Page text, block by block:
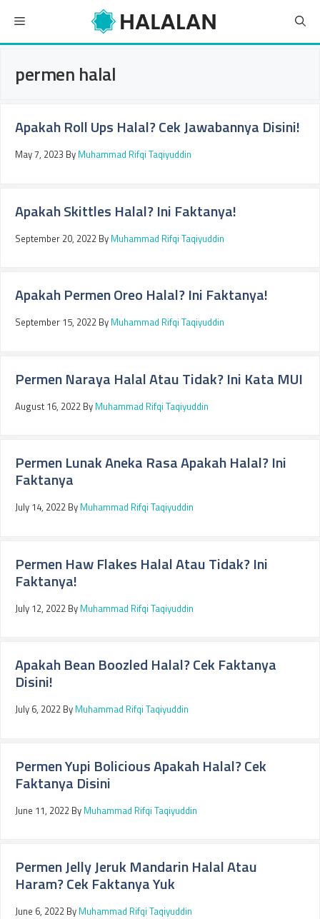
content
Menu
permen halal
Apakah Roll Ups Halal? Cek Jawabannya Disini!
May 7, 2023 By Muhammad Rifqi Taqiyuddin
Apakah Skittles Halal? Ini Faktanya!
September 20, 2022 By Muhammad Rifqi Taqiyuddin
Apakah Permen Oreo Halal? Ini Faktanya!
September 15, 2022 By Muhammad Rifqi Taqiyuddin
Permen Naraya Halal Atau Tidak? Ini Kata MUI
August 16, 2022 By Muhammad Rifqi Taqiyuddin
Permen Lunak Aneka Rasa Apakah Halal? Ini
Faktanya
July 14, 2022 By Muhammad Rifqi Taqiyuddin
Permen Haw Flakes Halal Atau Tidak? Ini
Faktanya!
July 12, 2022 By Muhammad Rifqi Taqiyuddin
Apakah Bean Boozled Halal? Cek Faktanya
Disini!
July 6, 2022 By Muhammad Rifqi Taqiyuddin
Permen Yupi Bolicious Apakah Halal? Cek
Faktanya Disini
June 11, 2022 By Muhammad Rifqi Taqiyuddin
Permen Jelly Jeruk Mandarin Halal Atau
Haram? Cek Faktanya Yuk
June 6, 2022 By Muhammad Rifqi Taqiyuddin